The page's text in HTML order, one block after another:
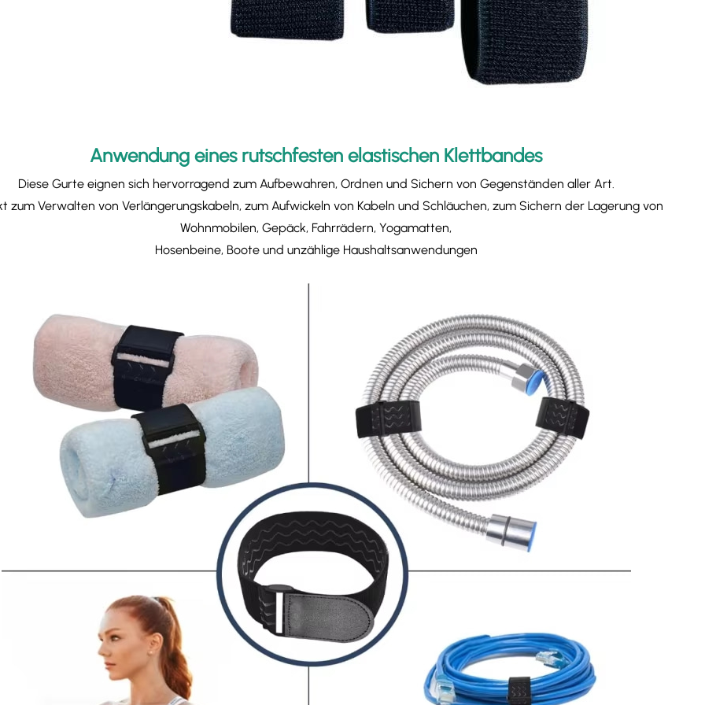
Anwendung eines rutschfesten elastischen Klettbandes
Diese Gurte eignen sich hervorragend zum Aufbewahren, Ordnen und Sichern von Gegenständen aller Art.
zum Verwalten von Verlängerungskabeln, zum Aufwickeln von Kabeln und Schläuchen, zum Sichern der Lagerung von
Wohnmobilen, Gepäck, Fahrrädern, Yogamatten,
Hosenbeine, Boote und unzählige Haushaltsanwendungen